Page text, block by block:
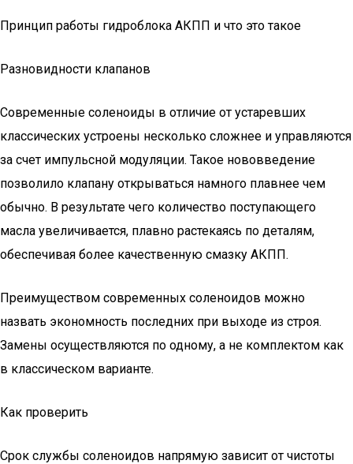
Принцип работы гидроблока АКПП и что это такое
Разновидности клапанов
Современные соленоиды в отличие от устаревших
классических устроены несколько сложнее и управляются
за счет импульсной модуляции. Такое нововведение
позволило клапану открываться намного плавнее чем
обычно. В результате чего количество поступающего
масла увеличивается, плавно растекаясь по деталям,
обеспечивая более качественную смазку АКПП.
Преимуществом современных соленоидов можно
назвать экономность последних при выходе из строя.
Замены осуществляются по одному, а не комплектом как
в классическом варианте.
Как проверить
Срок службы соленоидов напрямую зависит от чистоты